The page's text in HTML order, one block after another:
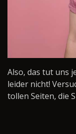
Also, das tut uns
leider nicht!
tollen Seiten, die